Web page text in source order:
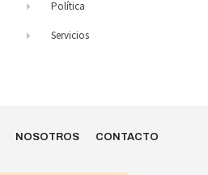
Política
Servicios
NOSOTROS CONTACTO